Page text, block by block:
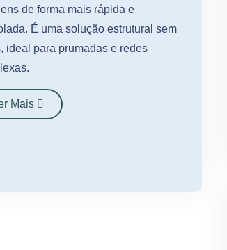
de forma mais rápida e
É uma solução estrutural sem
ideal para prumadas e redes
Mais